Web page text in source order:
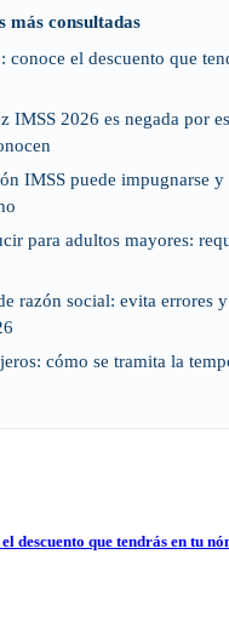
más consultadas
conoce el descuento que
IMSS 2026 es negada por
IMSS puede impugnarse y
para adultos mayores:
razón social: evita errores
cómo se tramita la
descuento que tendrás en tu